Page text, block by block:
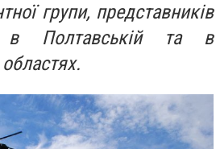
групи, представників
в Полтавській та в